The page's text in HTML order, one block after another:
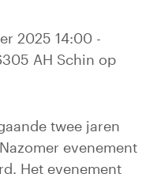
2025 14:00 -
AH Schin op
twee jaren
evenement
Het evenement